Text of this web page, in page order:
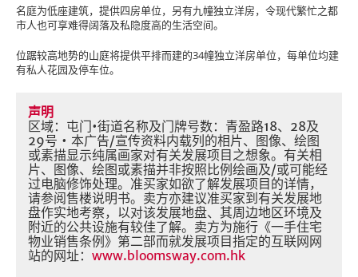
名庭为低座建筑，提供四房单位，另有九幢独立洋房，令现代繁忙之都
市人也可享难得阔落及私隐度高的生活空间。
位踞较高地势的山庭将提供平排而建的34幢独立洋房单位，每单位均建
有私人花园及停车位。
声明
区域：屯门•街道名称及门牌号数：青盈路18、28及
29号 • 本广告/宣传资料内载列的相片、图像、绘图
或素描显示纯属画家对有关发展项目之想象。有关相
片、图像、绘图或素描并非按照比例绘画及/或可能经
过电脑修饰处理。准买家如欲了解发展项目的详情，
请参阅售楼说明书。卖方亦建议准买家到有关发展地
盘作实地考察，以对该发展地盘、其周边地区环境及
附近的公共设施有较佳了解。卖方为施行《一手住宅
物业销售条例》第二部而就发展项目指定的互联网网
站的网址： www.bloomsway.com.hk